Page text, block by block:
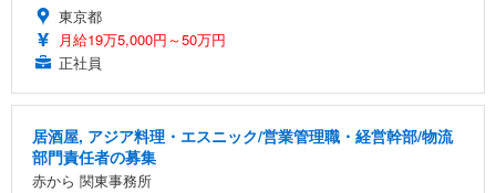
東京都
月給19万5,000円～50万円
正社員
居酒屋, アジア料理・エスニック/営業管理職・経営幹部/物流
部門責任者の募集
赤から 関東事務所